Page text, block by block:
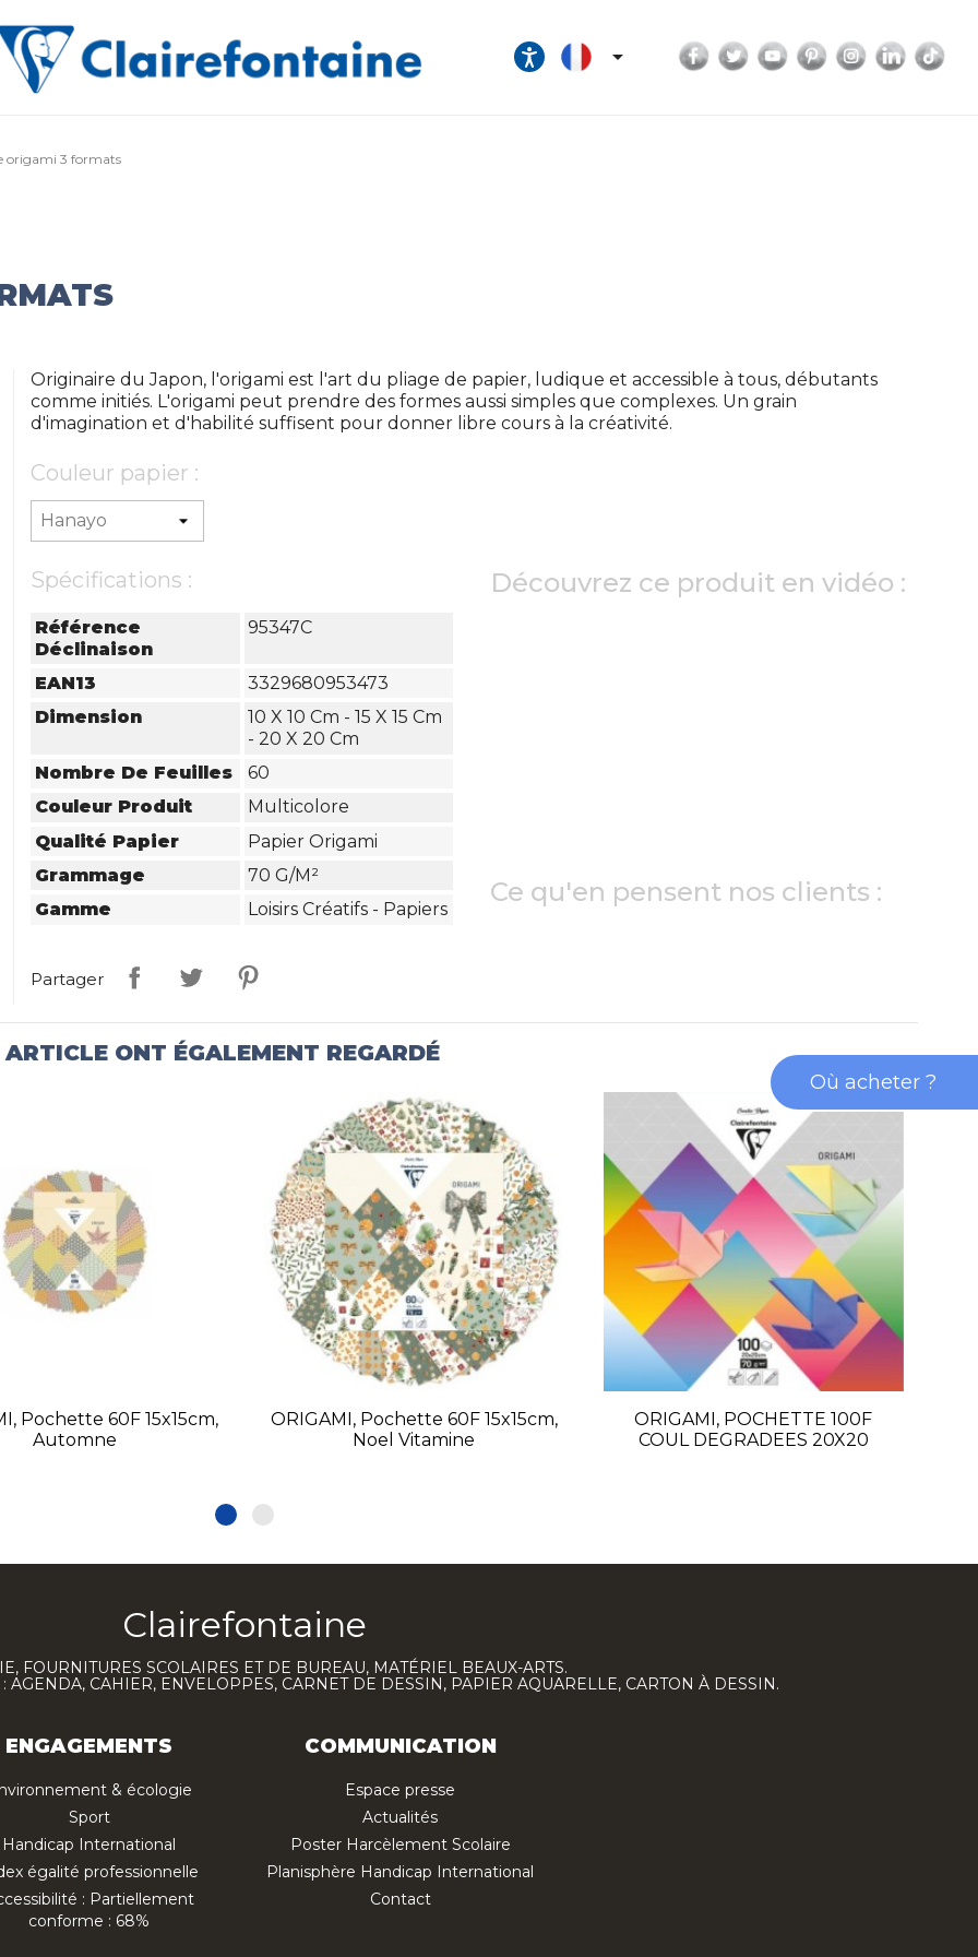
 Facebook
TwitterYouTubePinterestInstagram
origami 3 formats
Originaire du Japon, l'origami est l'art du pliage de papier, ludique et accessible à tous, débutants
comme initiés. L'origami peut prendre des formes aussi simples que complexes. Un grain
d'imagination et d'habilité suffisent pour donner libre cours à la créativité.
Couleur papier :
Spécifications :
Référence
Déclinaison
95347C
EAN13
3329680953473
Dimension
10 X 10 Cm - 15 X 15 Cm
- 20 X 20 Cm
Nombre De Feuilles
60
Couleur Produit
Multicolore
Qualité Papier
Papier Origami
Grammage
70 G/m²
Gamme
Loisirs Créatifs - Papiers
Partager
Découvrez ce produit en vidéo :
Ce qu'en pensent nos clients :
ONT ÉGALEMENT REGARDÉ
Pochette 60F 15x15cm,
Automne
ORIGAMI, Pochette 60F 15x15cm,
Noel Vitamine
ORIGAMI, POCHETTE 100F
COUL DEGRADEES 20X20
Clairefontaine
FOURNITURES SCOLAIRES ET DE BUREAU, MATÉRIEL BEAUX-ARTS.
AGENDA, CAHIER, ENVELOPPES, CARNET DE DESSIN, PAPIER AQUARELLE, CARTON À DESSIN.
ENGAGEMENTS
& écologie
Sport
Handicap International
égalité professionnelle
: Partiellement
conforme : 68%
COMMUNICATION
Espace presse
Actualités
Poster Harcèlement Scolaire
Planisphère Handicap International
Contact
Où acheter ?